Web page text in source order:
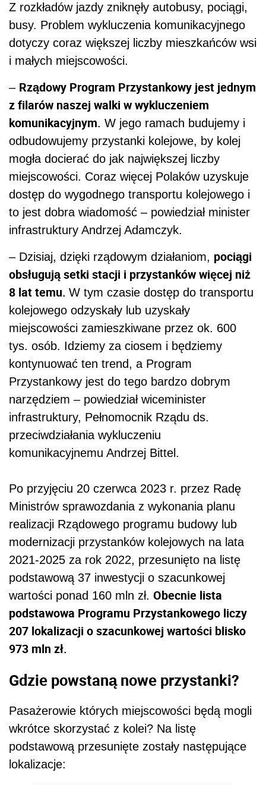
Z rozkładów jazdy zniknęły autobusy, pociągi,
busy. Problem wykluczenia komunikacyjnego
dotyczy coraz większej liczby mieszkańców wsi
i małych miejscowości.
– Rządowy Program Przystankowy jest jednym
z filarów naszej walki w wykluczeniem
komunikacyjnym. W jego ramach budujemy i
odbudowujemy przystanki kolejowe, by kolej
mogła docierać do jak największej liczby
miejscowości. Coraz więcej Polaków uzyskuje
dostęp do wygodnego transportu kolejowego i
to jest dobra wiadomość – powiedział minister
infrastruktury Andrzej Adamczyk.
– Dzisiaj, dzięki rządowym działaniom, pociągi
obsługują setki stacji i przystanków więcej niż
8 lat temu. W tym czasie dostęp do transportu
kolejowego odzyskały lub uzyskały
miejscowości zamieszkiwane przez ok. 600
tys. osób. Idziemy za ciosem i będziemy
kontynuować ten trend, a Program
Przystankowy jest do tego bardzo dobrym
narzędziem – powiedział wiceminister
infrastruktury, Pełnomocnik Rządu ds.
przeciwdziałania wykluczeniu
komunikacyjnemu Andrzej Bittel.
Po przyjęciu 20 czerwca 2023 r. przez Radę
Ministrów sprawozdania z wykonania planu
realizacji Rządowego programu budowy lub
modernizacji przystanków kolejowych na lata
2021-2025 za rok 2022, przesunięto na listę
podstawową 37 inwestycji o szacunkowej
wartości ponad 160 mln zł. Obecnie lista
podstawowa Programu Przystankowego liczy
207 lokalizacji o szacunkowej wartości blisko
973 mln zł.
Gdzie powstaną nowe przystanki?
Pasażerowie których miejscowości będą mogli
wkrótce skorzystać z kolei? Na listę
podstawową przesunięte zostały następujące
lokalizacje: